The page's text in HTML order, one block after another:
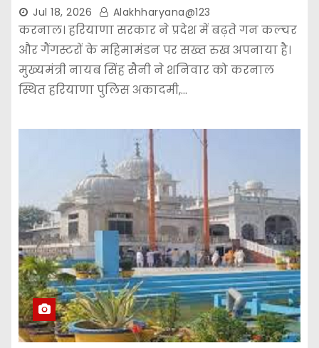
Jul 18, 2026 Alakhharyana@123
करनाल। हरियाणा सरकार ने प्रदेश में बढ़ते गन कल्चर
और गैंगस्टरों के महिमामंडन पर सख्त रुख अपनाया है।
मुख्यमंत्री नायब सिंह सैनी ने शनिवार को करनाल
स्थित हरियाणा पुलिस अकादमी,…